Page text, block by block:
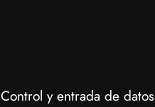
Control y entrada de datos